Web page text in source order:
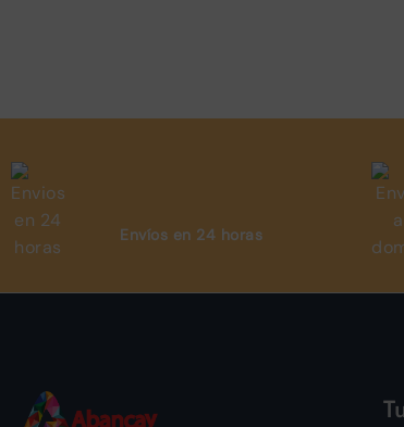
Envíos en 24 horas